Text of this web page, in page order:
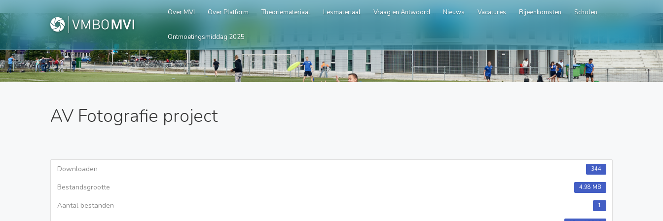
Over MVI Over Platform Theoriemateriaal Lesmateriaal Vraag en Antwoord Nieuws Vacatures Bijeenkomsten Scholen
Ontmoetingsmiddag 2025
AV Fotografie project
Downloaden 344
Bestandsgrootte 4.98 MB
Aantal bestanden 1